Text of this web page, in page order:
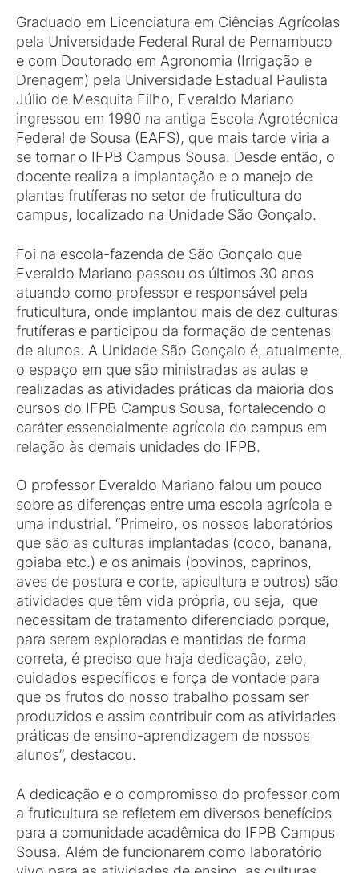
Graduado em Licenciatura em Ciências Agrícolas
pela Universidade Federal Rural de Pernambuco
e com Doutorado em Agronomia (Irrigação e
Drenagem) pela Universidade Estadual Paulista
Júlio de Mesquita Filho, Everaldo Mariano
ingressou em 1990 na antiga Escola Agrotécnica
Federal de Sousa (EAFS), que mais tarde viria a
se tornar o IFPB Campus Sousa. Desde então, o
docente realiza a implantação e o manejo de
plantas frutíferas no setor de fruticultura do
campus, localizado na Unidade São Gonçalo.
Foi na escola-fazenda de São Gonçalo que
Everaldo Mariano passou os últimos 30 anos
atuando como professor e responsável pela
fruticultura, onde implantou mais de dez culturas
frutíferas e participou da formação de centenas
de alunos. A Unidade São Gonçalo é, atualmente,
o espaço em que são ministradas as aulas e
realizadas as atividades práticas da maioria dos
cursos do IFPB Campus Sousa, fortalecendo o
caráter essencialmente agrícola do campus em
relação às demais unidades do IFPB.
O professor Everaldo Mariano falou um pouco
sobre as diferenças entre uma escola agrícola e
uma industrial. “Primeiro, os nossos laboratórios
que são as culturas implantadas (coco, banana,
goiaba etc.) e os animais (bovinos, caprinos,
aves de postura e corte, apicultura e outros) são
atividades que têm vida própria, ou seja, que
necessitam de tratamento diferenciado porque,
para serem exploradas e mantidas de forma
correta, é preciso que haja dedicação, zelo,
cuidados específicos e força de vontade para
que os frutos do nosso trabalho possam ser
produzidos e assim contribuir com as atividades
práticas de ensino-aprendizagem de nossos
alunos”, destacou.
A dedicação e o compromisso do professor com
a fruticultura se refletem em diversos benefícios
para a comunidade acadêmica do IFPB Campus
Sousa. Além de funcionarem como laboratório